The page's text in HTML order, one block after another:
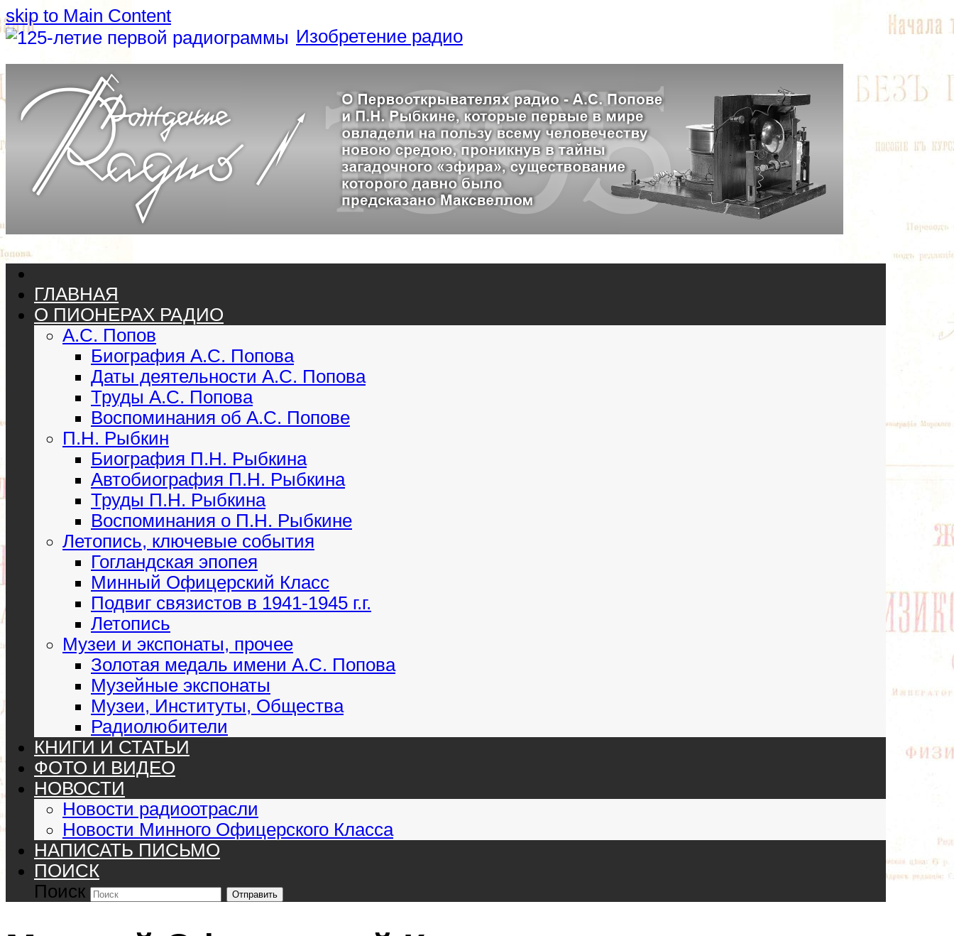
skip to Main Content
Изобретение радио
ГЛАВНАЯ
О ПИОНЕРАХ РАДИО
А.С. Попов
Биография А.С. Попова
Даты деятельности А.С. Попова
Труды А.С. Попова
Воспоминания об А.С. Попове
П.Н. Рыбкин
Биография П.Н. Рыбкина
Автобиография П.Н. Рыбкина
Труды П.Н. Рыбкина
Воспоминания о П.Н. Рыбкине
Летопись, ключевые события
Гогландская эпопея
Минный Офицерский Класс
Подвиг связистов в 1941-1945 г.г.
Летопись
Музеи и экспонаты, прочее
Золотая медаль имени А.С. Попова
Музейные экспонаты
Музеи, Институты, Общества
Радиолюбители
КНИГИ И СТАТЬИ
ФОТО И ВИДЕО
НОВОСТИ
Новости радиоотрасли
Новости Минного Офицерского Класса
НАПИСАТЬ ПИСЬМО
ПОИСК
Поиск
Отправить